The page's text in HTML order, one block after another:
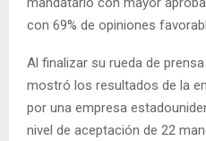
con 69% de opiniones
Al finalizar su rueda de
mostró los resultados de la
por una empresa
nivel de aceptación de 22